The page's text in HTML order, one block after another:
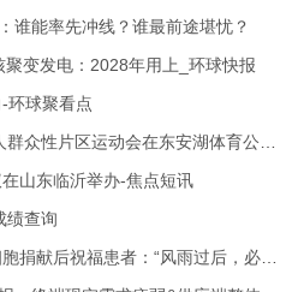
谁能率先冲线？谁最前途堪忧？
变发电：2028年用上_环球快报
环球聚看点
山东临沂举办-焦点短讯
绩查询